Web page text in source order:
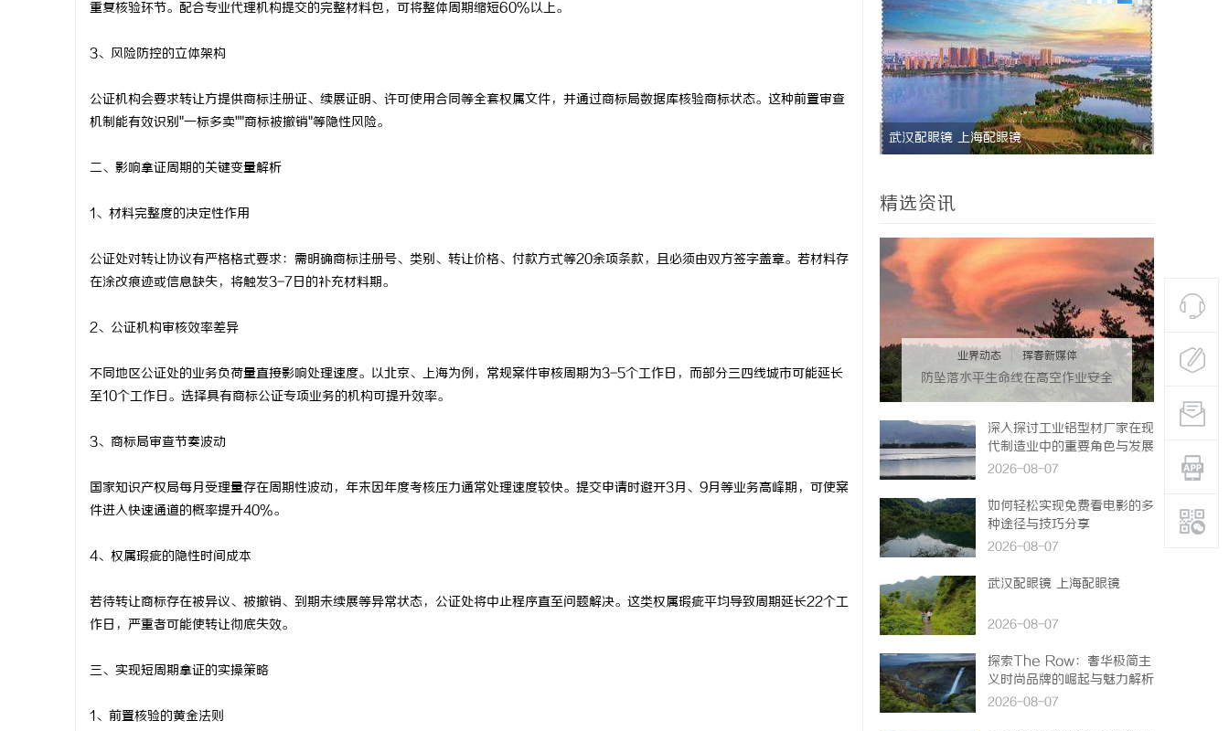
重复核验环节。配合专业代理机构提交的完整材料包，可将整体周期缩短60%以上。
3、风险防控的立体架构
公证机构会要求转让方提供商标注册证、续展证明、许可使用合同等全套权属文件，并通过商标局数据库核验商标状态。这种前置审查
机制能有效识别"一标多卖""商标被撤销"等隐性风险。
二、影响拿证周期的关键变量解析
1、材料完整度的决定性作用
公证处对转让协议有严格格式要求：需明确商标注册号、类别、转让价格、付款方式等20余项条款，且必须由双方签字盖章。若材料存
在涂改痕迹或信息缺失，将触发3-7日的补充材料期。
2、公证机构审核效率差异
不同地区公证处的业务负荷量直接影响处理速度。以北京、上海为例，常规案件审核周期为3-5个工作日，而部分三四线城市可能延长
至10个工作日。选择具有商标公证专项业务的机构可提升效率。
3、商标局审查节奏波动
国家知识产权局每月受理量存在周期性波动，年末因年度考核压力通常处理速度较快。提交申请时避开3月、9月等业务高峰期，可使案
件进入快速通道的概率提升40%。
4、权属瑕疵的隐性时间成本
若待转让商标存在被异议、被撤销、到期未续展等异常状态，公证处将中止程序直至问题解决。这类权属瑕疵平均导致周期延长22个工
作日，严重者可能使转让彻底失效。
三、实现短周期拿证的实操策略
1、前置核验的黄金法则
主流平台三维解析
武汉配眼镜 上海配眼镜
精选资讯
业界动态 珲春新媒体
防坠落水平生命线在高空作业安全
中的关键作用与应用解析
深入探讨工业铝型材厂家在现
代制造业中的重要角色与发展
趋势
2026-08-07
如何轻松实现免费看电影的多
种途径与技巧分享
2026-08-07
武汉配眼镜 上海配眼镜
2026-08-07
探索The Row：奢华极简主
义时尚品牌的崛起与魅力解析
2026-08-07